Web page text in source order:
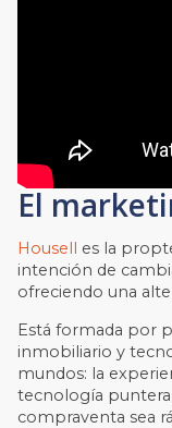
El
Housell es la
intención de
ofreciendo una
Está formada por
inmobiliario y
mundos: la
tecnología
compraventa sea